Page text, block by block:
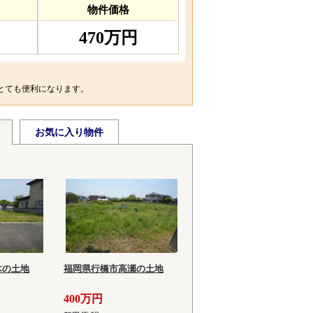
物件価格
470万円
も便利になります。
お気に入り物件
の土地 福岡県行橋市高瀬の土地
400万円